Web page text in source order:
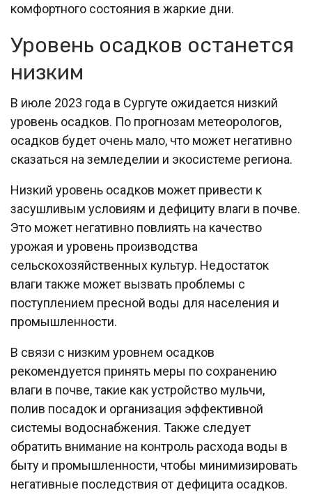
комфортного состояния в жаркие дни.
Уровень осадков останется
низким
В июле 2023 года в Сургуте ожидается низкий
уровень осадков. По прогнозам метеорологов,
осадков будет очень мало, что может негативно
сказаться на земледелии и экосистеме региона.
Низкий уровень осадков может привести к
засушливым условиям и дефициту влаги в почве.
Это может негативно повлиять на качество
урожая и уровень производства
сельскохозяйственных культур. Недостаток
влаги также может вызвать проблемы с
поступлением пресной воды для населения и
промышленности.
В связи с низким уровнем осадков
рекомендуется принять меры по сохранению
влаги в почве, такие как устройство мульчи,
полив посадок и организация эффективной
системы водоснабжения. Также следует
обратить внимание на контроль расхода воды в
быту и промышленности, чтобы минимизировать
негативные последствия от дефицита осадков.